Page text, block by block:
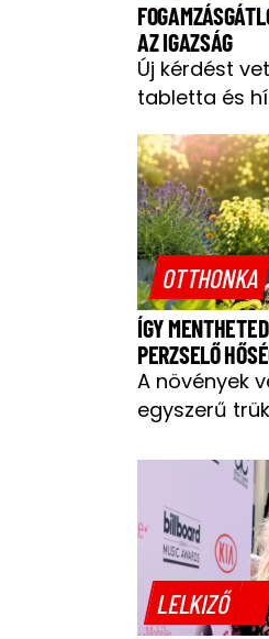
AZ IGAZSÁG
Új kérdést
tabletta és
OTTHONKA
ÍGY
PERZSELŐ
A növények
egyszerű
LELKIZŐ